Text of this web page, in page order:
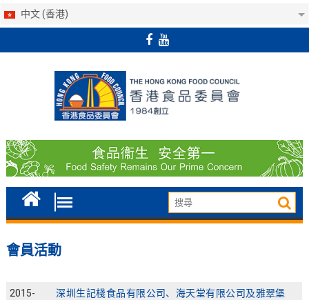
中文 (香港)
會員活動
2015-
深圳生記棧食品有限公司、海天堂有限公司及雅翠堡